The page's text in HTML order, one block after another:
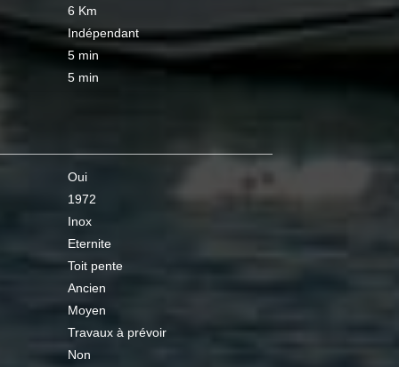
6 Km
Indépendant
5 min
5 min
Oui
1972
Inox
Eternite
Toit pente
Ancien
Moyen
Travaux à prévoir
Non